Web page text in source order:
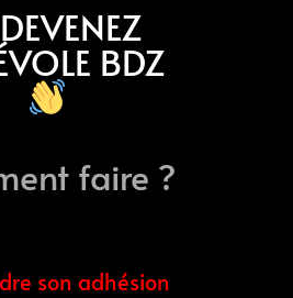
DEVENEZ
BDZ
faire ?
son adhésion